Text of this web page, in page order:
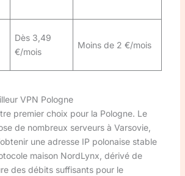
Dès 3,49
€/mois
Moins de 2 €/mois
VPN Pologne
premier choix pour la Pologne. Le
de nombreux serveurs à Varsovie,
une adresse IP polonaise stable
maison NordLynx, dérivé de
des débits suffisants pour le